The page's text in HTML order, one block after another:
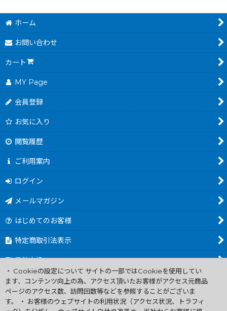
ホーム
お問い合わせ
カート
MY Page
会員登録
お気に入り
閲覧履歴
ご利用案内
ログイン
メールマガジン
はじめてのお客様
特定商取引法表示
電池交換について
商品カテゴリ一覧
Worldwide Shipping Guide
・ Cookieの設定について サイトの一部ではCookieを使用してい
ます、コンテンツ向上の為、アクセス頂いたお客様がアクセス元商品
ページのアクセス数、訪問回数等などを参照することがございま
す。 ・ お客様のウェブサイトの利用状況（アクセス状況、トラフィ